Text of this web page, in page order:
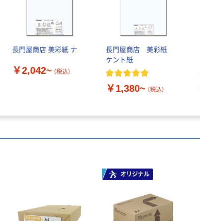
長門屋商店 美彩紙 ナ
￥2,042~ （税込）
長門屋商店 美彩紙
ケント紙
￥1,380~ （税込）
オリジナル